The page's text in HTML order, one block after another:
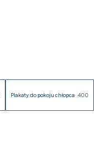
Plakaty do pokoju chłopca 400